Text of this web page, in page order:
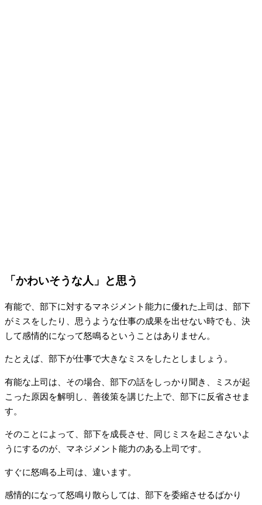
「かわいそうな人」と思う
有能で、部下に対するマネジメント能力に優れた上司は、部下
がミスをしたり、思うような仕事の成果を出せない時でも、決
して感情的になって怒鳴るということはありません。
たとえば、部下が仕事で大きなミスをしたとしましょう。
有能な上司は、その場合、部下の話をしっかり聞き、ミスが起
こった原因を解明し、善後策を講じた上で、部下に反省させま
す。
そのことによって、部下を成長させ、同じミスを起こさないよ
うにするのが、マネジメント能力のある上司です。
すぐに怒鳴る上司は、違います。
感情的になって怒鳴り散らしては、部下を委縮させるばかり